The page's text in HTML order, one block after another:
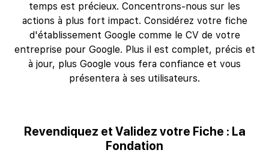
temps est précieux. Concentrons-nous sur les
actions à plus fort impact. Considérez votre fiche
d'établissement Google comme le CV de votre
entreprise pour Google. Plus il est complet, précis et
à jour, plus Google vous fera confiance et vous
présentera à ses utilisateurs.
Revendiquez et Validez votre Fiche : La
Fondation